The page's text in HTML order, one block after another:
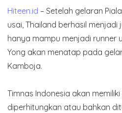
Hiteen.id – Setelah gelaran
usai, Thailand berhasil menjadi
hanya mampu menjadi runner
Yong akan menatap pada
Kamboja.
Timnas Indonesia akan
diperhitungkan atau bahkan